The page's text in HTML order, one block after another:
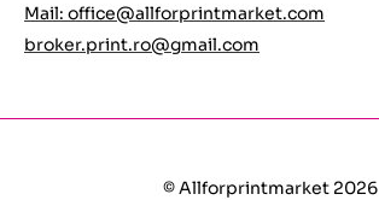
Mail: office@allforprintmarket.com
broker.print.ro@gmail.com
© Allforprintmarket 2026